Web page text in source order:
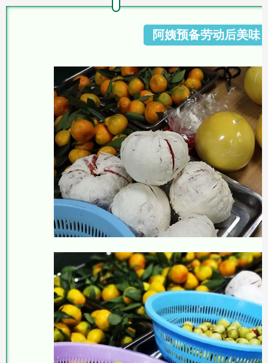
阿姨预备劳动后美味